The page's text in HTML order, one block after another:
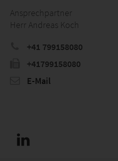
Ansprechpartner
Herr Andreas Koch
+41 799158080
+41799158080
E-Mail